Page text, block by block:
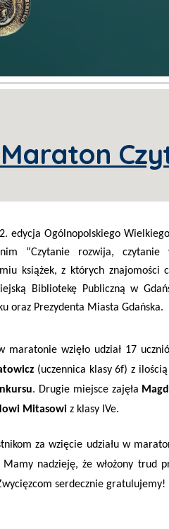
edycja Ogólnopolskiego
“Czytanie rozwija,
książek, z których znajomości
Bibliotekę Publiczną w
oraz Prezydenta Miasta Gdańska.
maratonie wzięło udział 17
(uczennica klasy 6f) z
. Drugie miejsce zajęła
Mitasowiz klasy IVe.
za wzięcie udziału w
nadzieję, że włożony trud
serdecznie gratulujemy!